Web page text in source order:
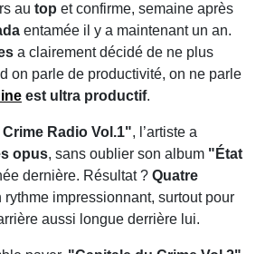
au top et confirme, semaine après
entamée il y a maintenant un an.
a clairement décidé de ne plus
on parle de productivité, on ne parle
est ultra productif.
Radio Vol.1", l’artiste a
opus, sans oublier son album "État
dernière. Résultat ? Quatre
rythme impressionnant, surtout pour
aussi longue derrière lui.